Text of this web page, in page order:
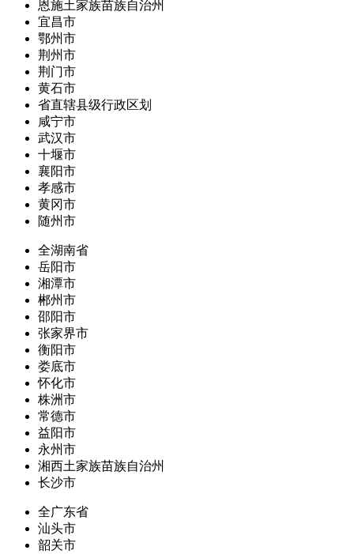
恩施土家族苗族自治州
宜昌市
鄂州市
荆州市
荆门市
黄石市
省直辖县级行政区划
咸宁市
武汉市
十堰市
襄阳市
孝感市
黄冈市
随州市
全湖南省
岳阳市
湘潭市
郴州市
邵阳市
张家界市
衡阳市
娄底市
怀化市
株洲市
常德市
益阳市
永州市
湘西土家族苗族自治州
长沙市
全广东省
汕头市
韶关市